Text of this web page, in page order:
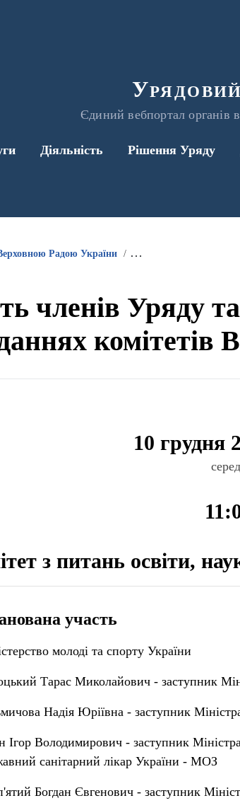
Єдиний вебпортал органів
Діяльність Рішення Уряду
Радою України Інформація про участь
членів Уряду
комітетів
10 грудня
з питань освіти,
участь
молоді та спорту України
Тарас Миколайович - заступник
Надія Юріївна - заступник
Ігор Володимирович - заступник
санітарний лікар України - МОЗ
Богдан Євгенович - заступник